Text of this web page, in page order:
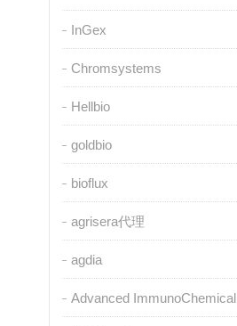
InGex
Chromsystems
Hellbio
goldbio
bioflux
agrisera代理
agdia
Advanced ImmunoChemical